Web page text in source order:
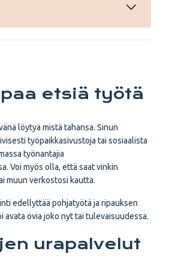
etsiä työtä
löytyä mistä tahansa. Sinun
työpaikkasivustoja tai sosiaalista
työnantajia
Voi myös olla, että saat vinkin
muun verkostosi kautta.
edellyttää pohjatyötä ja ripauksen
avata ovia joko nyt tai tulevaisuudessa.
urapalvelut